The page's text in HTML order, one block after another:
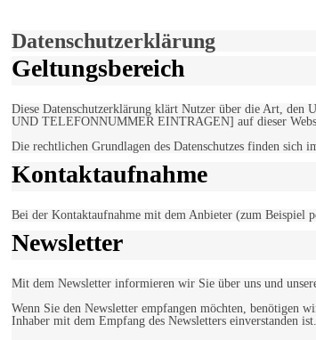
Datenschutzerklärung
Geltungsbereich
Diese Datenschutzerklärung klärt Nutzer über die Art,
UND TELEFONNUMMER EINTRAGEN] auf dieser
Die rechtlichen Grundlagen des Datenschutzes finden sich
Kontaktaufnahme
Bei der Kontaktaufnahme mit dem Anbieter (zum Beispiel
Newsletter
Mit dem Newsletter informieren wir Sie über uns und
Wenn Sie den Newsletter empfangen möchten, benötigen
Inhaber mit dem Empfang des Newsletters einverstanden